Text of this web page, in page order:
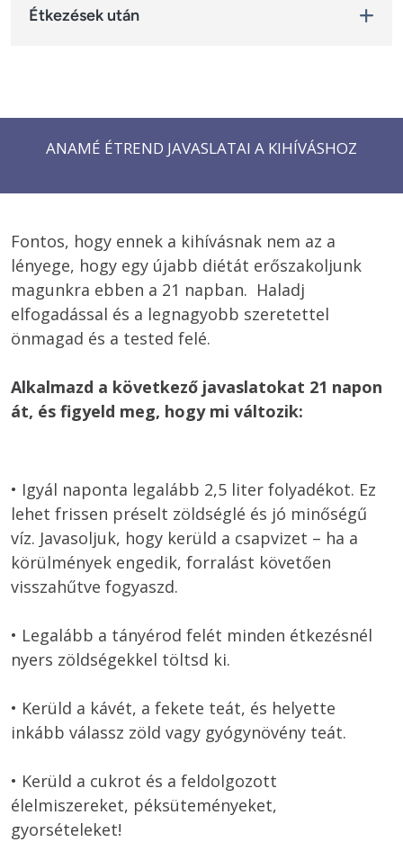
Étkezések után
ANAMÉ ÉTREND JAVASLATAI A KIHÍVÁSHOZ
Fontos, hogy ennek a kihívásnak nem az a
lényege, hogy egy újabb diétát erőszakoljunk
magunkra ebben a 21 napban.  Haladj
elfogadással és a legnagyobb szeretettel
önmagad és a tested felé.
Alkalmazd a következő javaslatokat 21 napon
át, és figyeld meg, hogy mi változik:
• Igyál naponta legalább 2,5 liter folyadékot. Ez
lehet frissen préselt zöldséglé és jó minőségű
víz. Javasoljuk, hogy kerüld a csapvizet – ha a
körülmények engedik, forralást követően
visszahűtve fogyaszd.
• Legalább a tányérod felét minden étkezésnél
nyers zöldségekkel töltsd ki.
• Kerüld a kávét, a fekete teát, és helyette
inkább válassz zöld vagy gyógynövény teát.
• Kerüld a cukrot és a feldolgozott
élelmiszereket, péksüteményeket,
gyorsételeket!